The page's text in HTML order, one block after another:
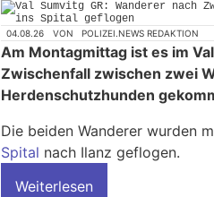
04.08.26 VON POLIZEI.NEWS REDAKTION
Am Montagmittag ist es im
Zwischenfall zwischen zwei
Herdenschutzhunden
Die beiden Wanderer wurden
Spital nach Ilanz geflogen.
Weiterlesen